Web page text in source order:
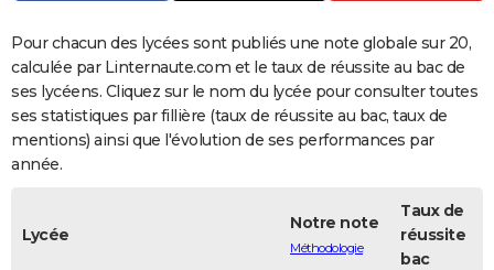
COPAINS D'AVANT
S'inscrire
Se connecter
Lycées
Collèges
Primaires
Universités
Entreprises
Service militaire
Avis de recherche
AVIS DE DÉCÈS
FORUM
Pour chacun des lycées sont publiés une note globale sur 20,
calculée par Linternaute.com et le taux de réussite au bac de
ses lycéens. Cliquez sur le nom du lycée pour consulter toutes
ses statistiques par fillière (taux de réussite au bac, taux de
mentions) ainsi que l'évolution de ses performances par
année.
Lycée
Notre note
Méthodologie
Taux de
réussite
bac